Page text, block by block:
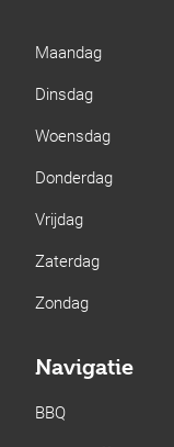
Maandag
Dinsdag
Woensdag
Donderdag
Vrijdag
Zaterdag
Zondag
Navigatie
BBQ